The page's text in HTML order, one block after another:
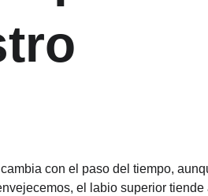
con el paso del tiempo,
el labio superior